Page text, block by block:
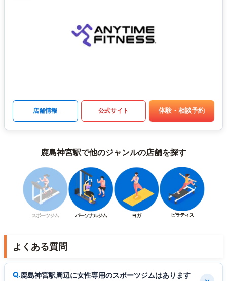
店舗情報 公式サイト 体験・相談予約
鹿島神宮駅で他のジャンルの店舗を探す
スポーツジム パーソナルジム ヨガ ピラティス
よくある質問
鹿島神宮駅周辺に女性専用のスポーツジムはあります